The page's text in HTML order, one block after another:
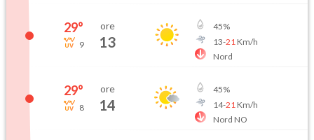
29°
9
ore
13
45%
13-21 Km/h
Nord
29°
8
ore
14
45%
14-21 Km/h
Nord NO